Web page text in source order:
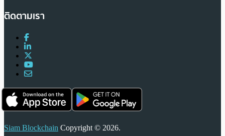
ติดตามเรา
Siam Blockchain Copyright © 2026.